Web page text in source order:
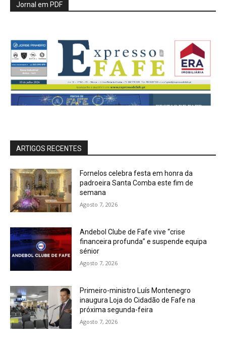
Jornal em PDF
ARTIGOS RECENTES
Fornelos celebra festa em honra da
padroeira Santa Comba este fim de
semana
Agosto 7, 2026
Andebol Clube de Fafe vive “crise
financeira profunda” e suspende equipa
sénior
Agosto 7, 2026
Primeiro-ministro Luís Montenegro
inaugura Loja do Cidadão de Fafe na
próxima segunda-feira
Agosto 7, 2026